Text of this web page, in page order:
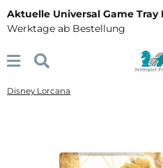
Aktuelle Universal Game
Werktage ab Bestellung
Disney Lorcana